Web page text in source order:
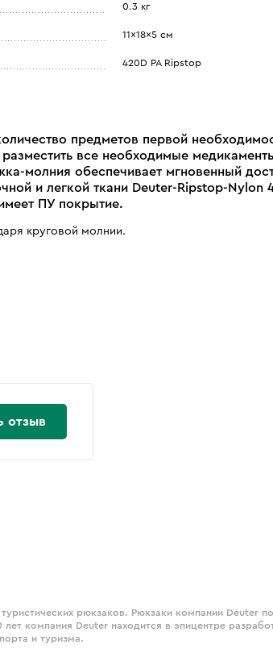
0.3 кг
11x18x5 см
420D PA Ripstop
предметов первой
все необходимые
молния обеспечивает мгновенный
и легкой ткани Deuter-Ripstop-Nylon
ПУ покрытие.
круговой молнии.
отзыв
рюкзаков. Рюкзаки компании Deuter
компания Deuter находится в эпицентре
и туризма.